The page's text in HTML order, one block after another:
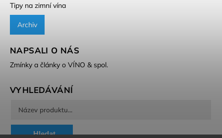
Tipy na zimní vína
Archiv
NAPSALI O NÁS
Zmínky a články o VÍNO & spol.
VYHLEDÁVÁNÍ
Hledat